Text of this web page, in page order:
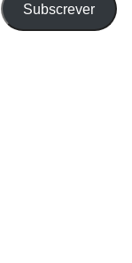
Subscrever